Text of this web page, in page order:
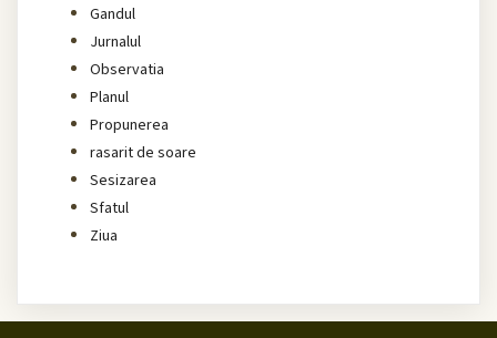
Gandul
Jurnalul
Observatia
Planul
Propunerea
rasarit de soare
Sesizarea
Sfatul
Ziua